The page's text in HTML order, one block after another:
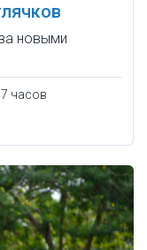
новыми
7 часов